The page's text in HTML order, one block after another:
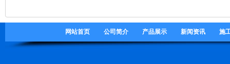
网站首页 公司简介 产品展示 新闻资讯 施